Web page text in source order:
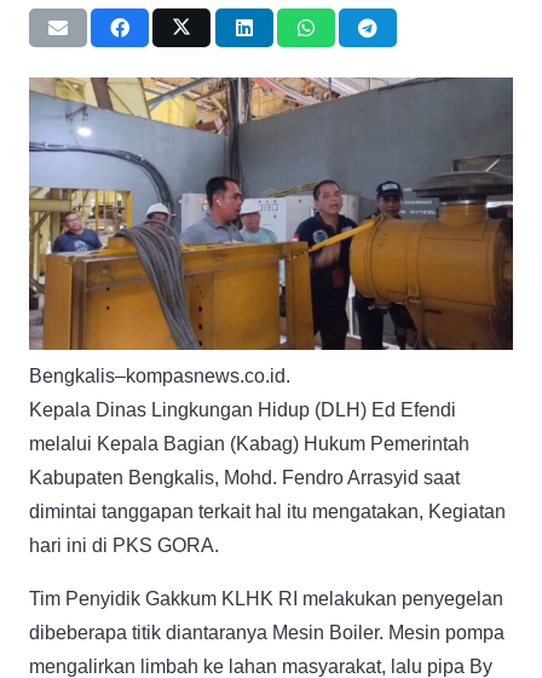
Bengkalis–kompasnews.co.id.
Kepala Dinas Lingkungan Hidup (DLH) Ed Efendi
melalui Kepala Bagian (Kabag) Hukum Pemerintah
Kabupaten Bengkalis, Mohd. Fendro Arrasyid saat
dimintai tanggapan terkait hal itu mengatakan, Kegiatan
hari ini di PKS GORA.
Tim Penyidik Gakkum KLHK RI melakukan penyegelan
dibeberapa titik diantaranya Mesin Boiler. Mesin pompa
mengalirkan limbah ke lahan masyarakat, lalu pipa By